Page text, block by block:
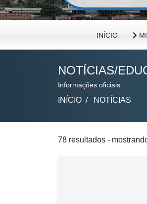
INÍCIO
NOTÍCIAS/
Informações oficiais
INÍCIO NOTÍCIAS
78 resultados -